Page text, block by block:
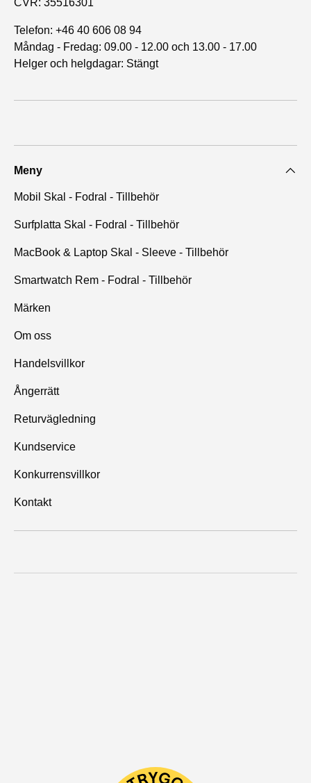
CVR: 35516301
Telefon: +46 40 606 08 94
Måndag - Fredag: 09.00 - 12.00 och 13.00 - 17.00
Helger och helgdagar: Stängt
Meny
Mobil Skal - Fodral - Tillbehör
Surfplatta Skal - Fodral - Tillbehör
MacBook & Laptop Skal - Sleeve - Tillbehör
Smartwatch Rem - Fodral - Tillbehör
Märken
Om oss
Handelsvillkor
Ångerrätt
Returvägledning
Kundservice
Konkurrensvillkor
Kontakt